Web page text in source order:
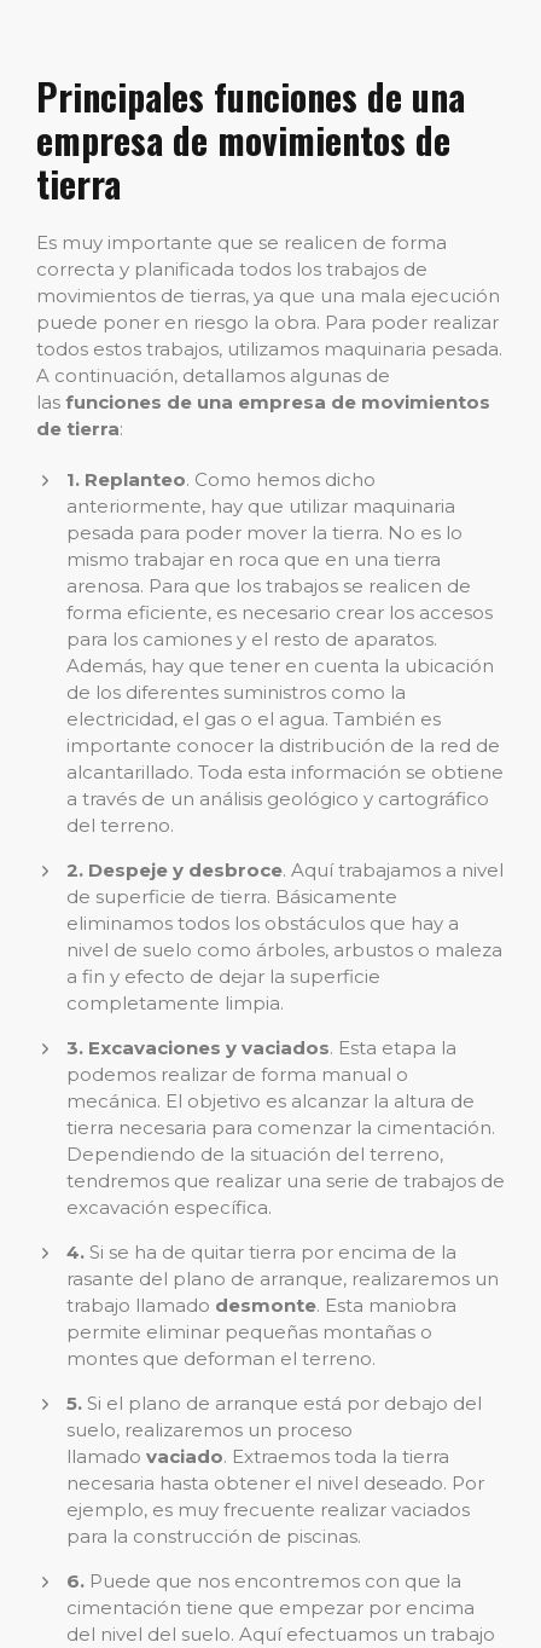
Principales funciones de una
empresa de movimientos de
tierra
Es muy importante que se realicen de forma
correcta y planificada todos los trabajos de
movimientos de tierras, ya que una mala ejecución
puede poner en riesgo la obra. Para poder realizar
todos estos trabajos, utilizamos maquinaria pesada.
A continuación, detallamos algunas de
las funciones de una empresa de movimientos
de tierra:
1. Replanteo. Como hemos dicho
anteriormente, hay que utilizar maquinaria
pesada para poder mover la tierra. No es lo
mismo trabajar en roca que en una tierra
arenosa. Para que los trabajos se realicen de
forma eficiente, es necesario crear los accesos
para los camiones y el resto de aparatos.
Además, hay que tener en cuenta la ubicación
de los diferentes suministros como la
electricidad, el gas o el agua. También es
importante conocer la distribución de la red de
alcantarillado. Toda esta información se obtiene
a través de un análisis geológico y cartográfico
del terreno.
2. Despeje y desbroce. Aquí trabajamos a nivel
de superficie de tierra. Básicamente
eliminamos todos los obstáculos que hay a
nivel de suelo como árboles, arbustos o maleza
a fin y efecto de dejar la superficie
completamente limpia.
3. Excavaciones y vaciados. Esta etapa la
podemos realizar de forma manual o
mecánica. El objetivo es alcanzar la altura de
tierra necesaria para comenzar la cimentación.
Dependiendo de la situación del terreno,
tendremos que realizar una serie de trabajos de
excavación específica.
4. Si se ha de quitar tierra por encima de la
rasante del plano de arranque, realizaremos un
trabajo llamado desmonte. Esta maniobra
permite eliminar pequeñas montañas o
montes que deforman el terreno.
5. Si el plano de arranque está por debajo del
suelo, realizaremos un proceso
llamado vaciado. Extraemos toda la tierra
necesaria hasta obtener el nivel deseado. Por
ejemplo, es muy frecuente realizar vaciados
para la construcción de piscinas.
6. Puede que nos encontremos con que la
cimentación tiene que empezar por encima
del nivel del suelo. Aquí efectuamos un trabajo